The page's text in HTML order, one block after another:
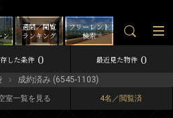
フリーレント
検索
週間／閲覧
ランキング
ン
した条件 0 最近見た物件 0
成約済み (6545-1103)
室一覧を見る 4名／閲覧済